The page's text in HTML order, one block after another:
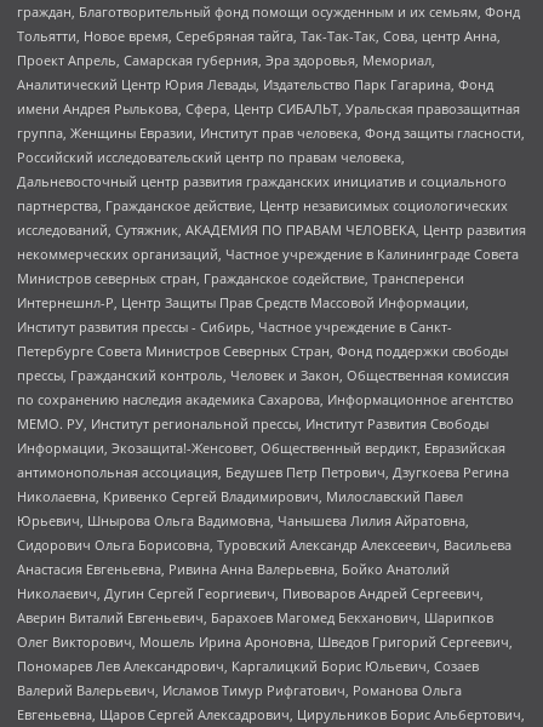
граждан, Благотворительный фонд помощи осужденным и их семьям, Фонд
Тольятти, Новое время, Серебряная тайга, Так-Так-Так, Сова, центр Анна,
Проект Апрель, Самарская губерния, Эра здоровья, Мемориал,
Аналитический Центр Юрия Левады, Издательство Парк Гагарина, Фонд
имени Андрея Рылькова, Сфера, Центр СИБАЛЬТ, Уральская правозащитная
группа, Женщины Евразии, Институт прав человека, Фонд защиты гласности,
Российский исследовательский центр по правам человека,
Дальневосточный центр развития гражданских инициатив и социального
партнерства, Гражданское действие, Центр независимых социологических
исследований, Сутяжник, АКАДЕМИЯ ПО ПРАВАМ ЧЕЛОВЕКА, Центр развития
некоммерческих организаций, Частное учреждение в Калининграде Совета
Министров северных стран, Гражданское содействие, Трансперенси
Интернешнл-Р, Центр Защиты Прав Средств Массовой Информации,
Институт развития прессы - Сибирь, Частное учреждение в Санкт-
Петербурге Совета Министров Северных Стран, Фонд поддержки свободы
прессы, Гражданский контроль, Человек и Закон, Общественная комиссия
по сохранению наследия академика Сахарова, Информационное агентство
МЕМО. РУ, Институт региональной прессы, Институт Развития Свободы
Информации, Экозащита!-Женсовет, Общественный вердикт, Евразийская
антимонопольная ассоциация, Бедушев Петр Петрович, Дзугкоева Регина
Николаевна, Кривенко Сергей Владимирович, Милославский Павел
Юрьевич, Шнырова Ольга Вадимовна, Чанышева Лилия Айратовна,
Сидорович Ольга Борисовна, Туровский Александр Алексеевич, Васильева
Анастасия Евгеньевна, Ривина Анна Валерьевна, Бойко Анатолий
Николаевич, Дугин Сергей Георгиевич, Пивоваров Андрей Сергеевич,
Аверин Виталий Евгеньевич, Барахоев Магомед Бекханович, Шарипков
Олег Викторович, Мошель Ирина Ароновна, Шведов Григорий Сергеевич,
Пономарев Лев Александрович, Каргалицкий Борис Юльевич, Созаев
Валерий Валерьевич, Исламов Тимур Рифгатович, Романова Ольга
Евгеньевна, Щаров Сергей Алексадрович, Цирульников Борис Альбертович,